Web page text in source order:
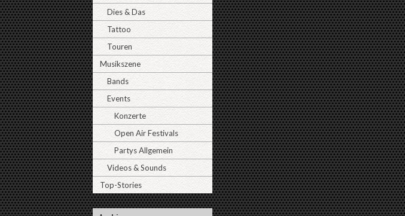
Dies & Das
Tattoo
Touren
Musikszene
Bands
Events
Konzerte
Open Air Festivals
Partys Allgemein
Videos & Sounds
Top-Stories